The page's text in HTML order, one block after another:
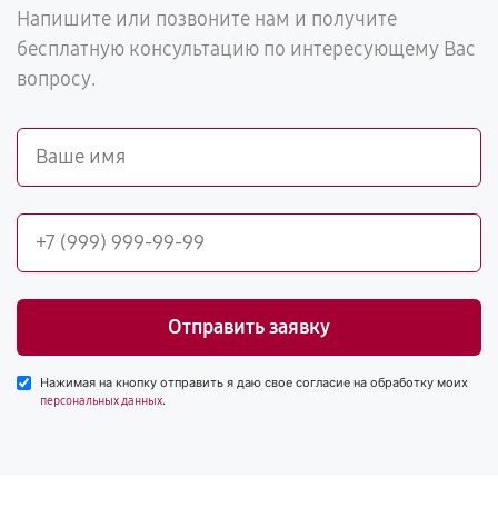
Напишите или позвоните нам и получите
бесплатную консультацию по интересующему Вас
вопросу.
Отправить заявку
Нажимая на кнопку отправить я даю свое согласие на обработку моих
персональных данных.